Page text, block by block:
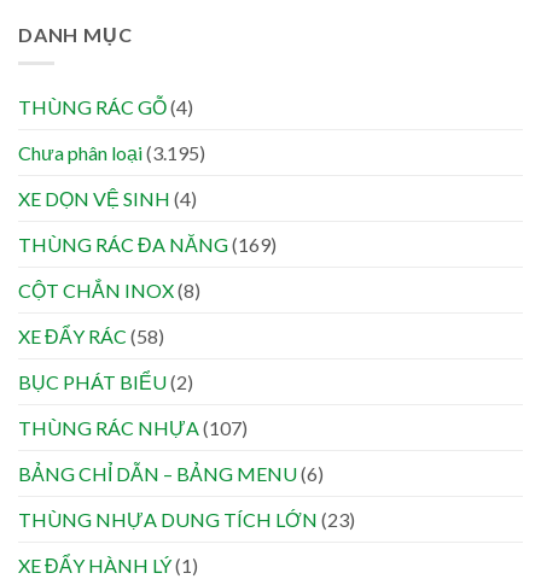
DANH MỤC
THÙNG RÁC GỖ(4)
Chưa phân loại(3.195)
XE DỌN VỆ SINH (4)
THÙNG RÁC ĐA NĂNG(169)
CỘT CHẮN INOX(8)
XE ĐẨY RÁC (58)
BỤC PHÁT BIỂU(2)
THÙNG RÁC NHỰA(107)
BẢNG CHỈ DẪN – BẢNG MENU(6)
THÙNG NHỰA DUNG TÍCH LỚN (23)
XE ĐẨY HÀNH LÝ(1)